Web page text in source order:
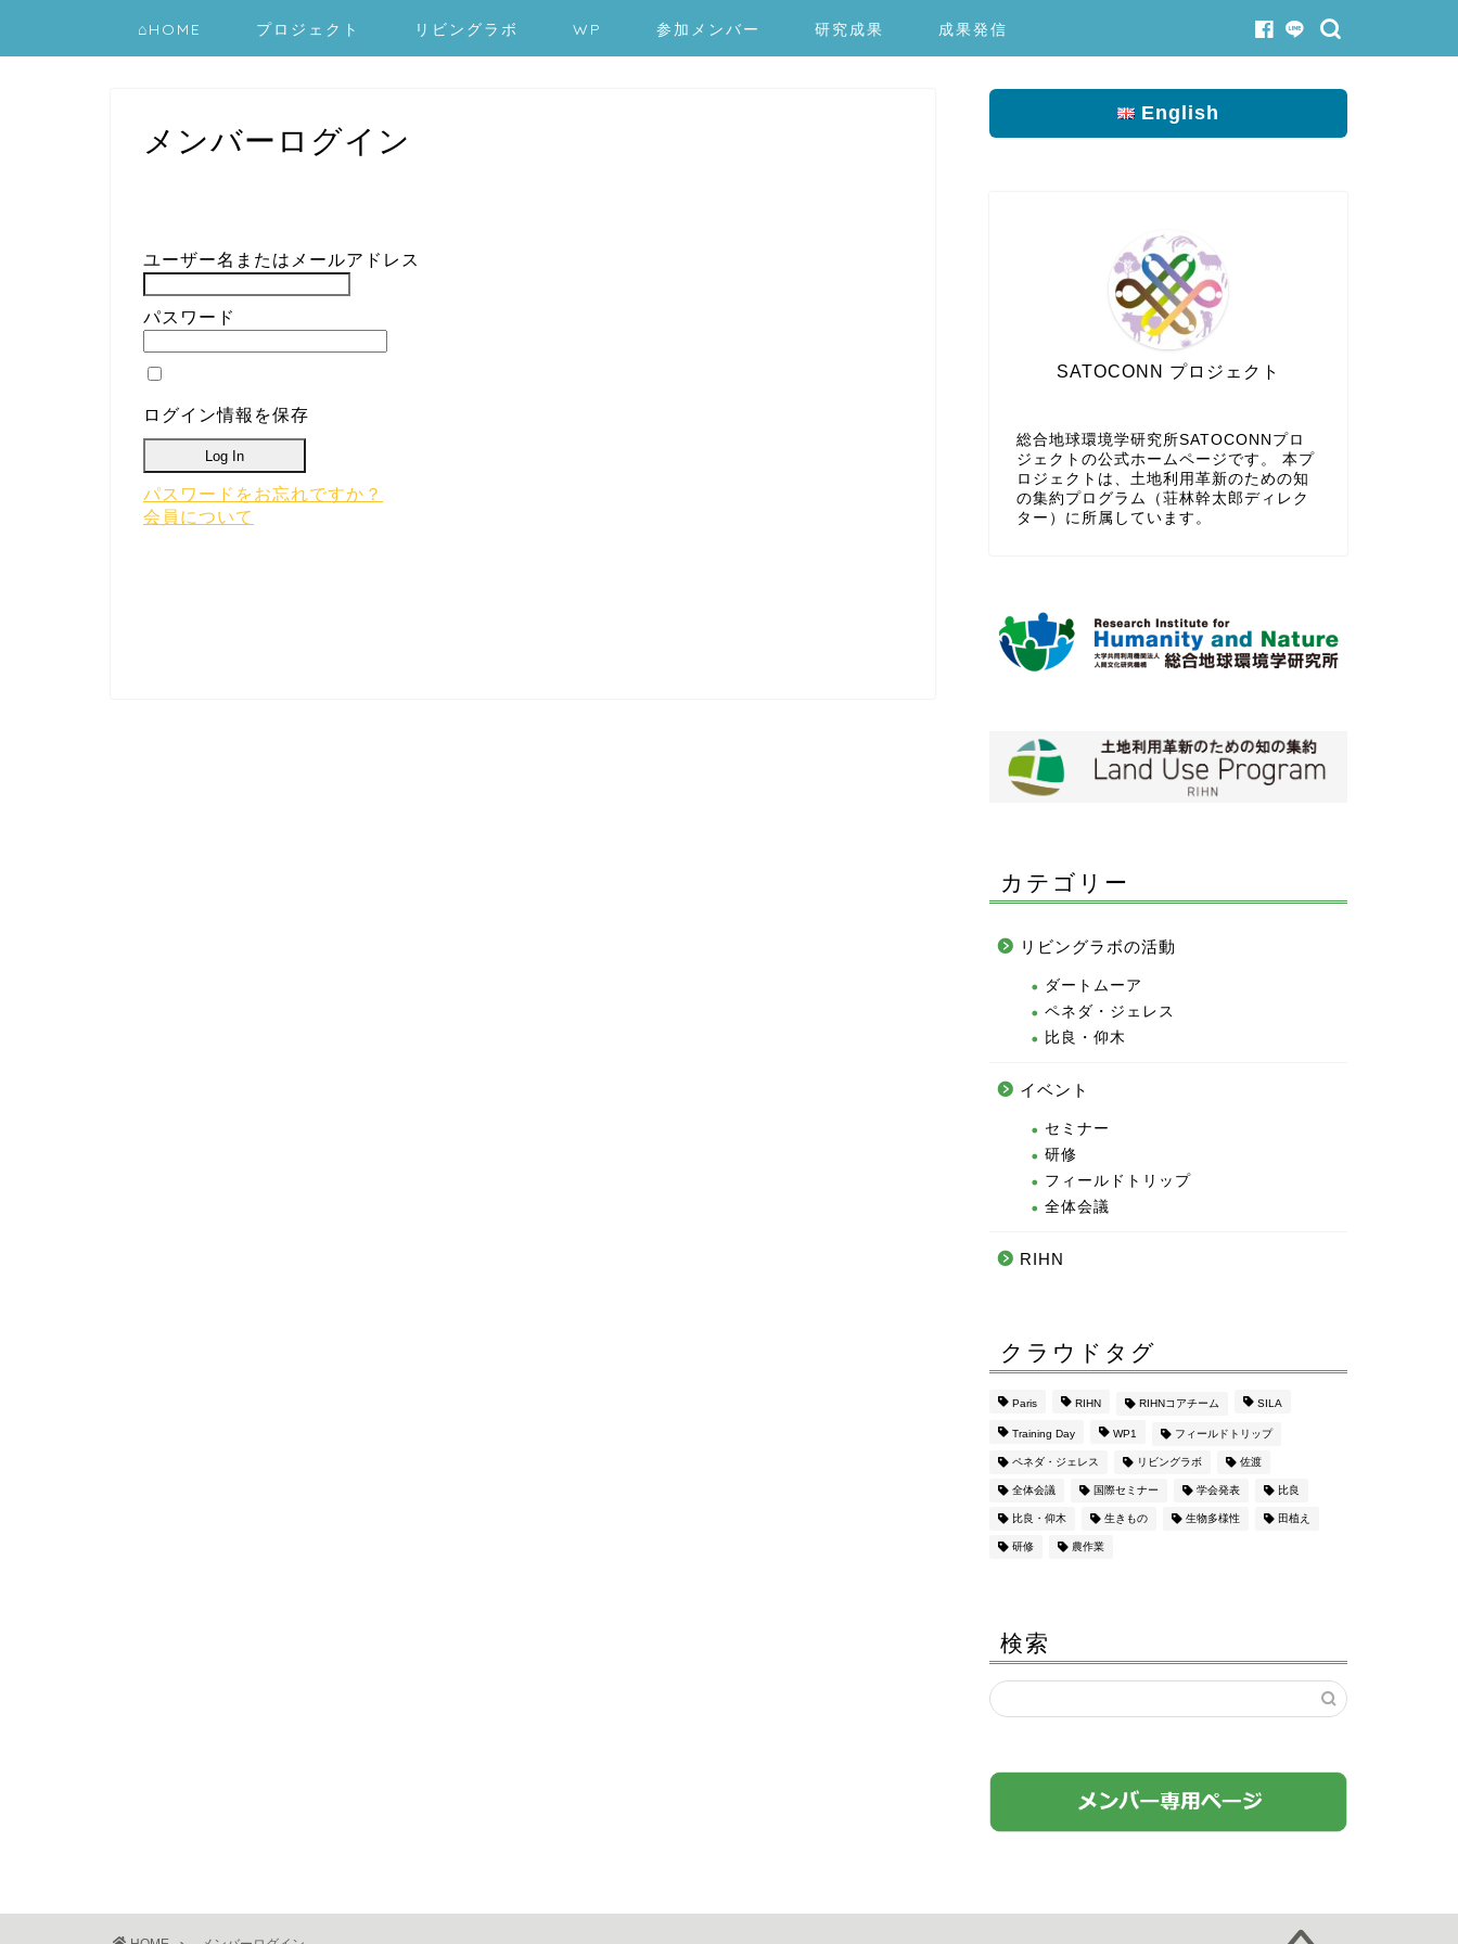
⌂HOME プロジェクト リビングラボ WP 参加メンバー 研究成果 成果発信
メンバーログイン
ユーザー名またはメールアドレス
パスワード
ログイン情報を保存
パスワードをお忘れですか？
会員について
English
SATOCONN プロジェクト
総合地球環境学研究所SATOCONNプロ
ジェクトの公式ホームページです。 本プ
ロジェクトは、土地利用革新のための知
の集約プログラム（荘林幹太郎ディレク
ター）に所属しています。
カテゴリー
リビングラボの活動
ダートムーア
ペネダ・ジェレス
比良・仰木
イベント
セミナー
研修
フィールドトリップ
全体会議
RIHN
クラウドタグ
Paris RIHN RIHNコアチーム SILA
Training Day WP1 フィールドトリップ
ペネダ・ジェレス リビングラボ 佐渡
全体会議 国際セミナー 学会発表 比良
比良・仰木 生きもの 生物多様性 田植え
研修 農作業
検索